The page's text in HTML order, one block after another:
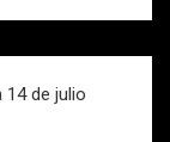
14 de julio